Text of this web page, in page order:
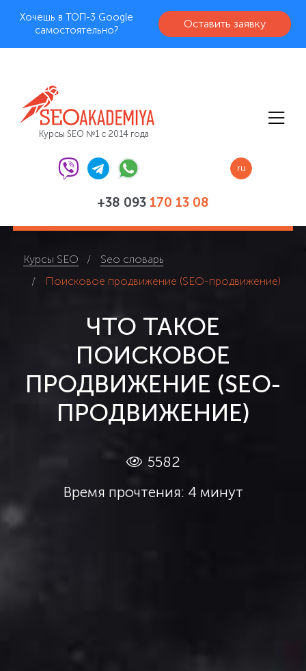
Хочешь в ТОП-3 Google
самостоятельно?
Оставить заявку
Курсы SEO №1 с 2014 года
+38 093 170 13 08
ru
Курсы SEO
Seo словарь
Поисковое продвижение (SEO-продвижение)
ЧТО ТАКОЕ
ПОИСКОВОЕ
ПРОДВИЖЕНИЕ (SEO-
ПРОДВИЖЕНИЕ)
5582
Время прочтения: 4 минут